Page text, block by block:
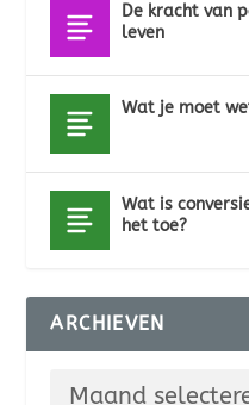
De kracht van
leven
Wat je moet
Wat is
het toe?
ARCHIEVEN